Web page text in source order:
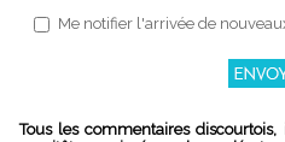
Me notifier l'arrivée de
Tous les commentaires